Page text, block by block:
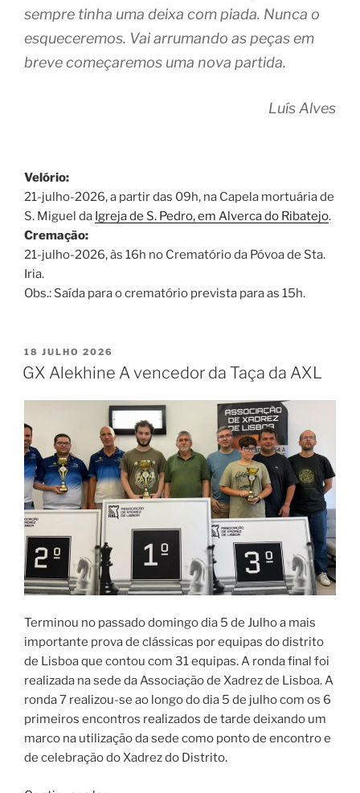
sempre tinha uma deixa com piada. Nunca o
esqueceremos. Vai arrumando as peças em
breve começaremos uma nova partida.
Luís Alves
Velório:
21-julho-2026, a partir das 09h, na Capela mortuária de
S. Miguel da Igreja de S. Pedro, em Alverca do Ribatejo.
Cremação:
21-julho-2026, às 16h no Crematório da Póvoa de Sta.
Iria.
Obs.: Saída para o crematório prevista para as 15h.
PUBLICADO
EM
18 JULHO 2026
GX Alekhine A vencedor da Taça da AXL
Terminou no passado domingo dia 5 de Julho a mais
importante prova de clássicas por equipas do distrito
de Lisboa que contou com 31 equipas. A ronda final foi
realizada na sede da Associação de Xadrez de Lisboa. A
ronda 7 realizou-se ao longo do dia 5 de julho com os 6
primeiros encontros realizados de tarde deixando um
marco na utilização da sede como ponto de encontro e
de celebração do Xadrez do Distrito.